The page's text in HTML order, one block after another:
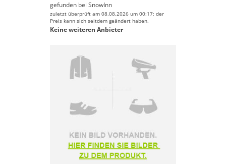
gefunden bei SnowInn
zuletzt überprüft am 08.08.2026 um 00:17; der
Preis kann sich seitdem geändert haben.
Keine weiteren Anbieter